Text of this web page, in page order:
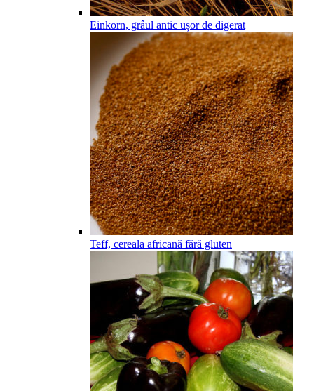
Einkorn, grâul antic ușor de digerat
Teff, cereala africană fără gluten